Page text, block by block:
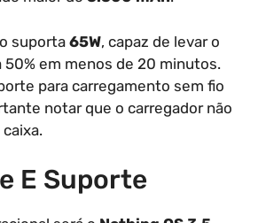
suporta 65W, capaz de levar o
em menos de 20 minutos.
para carregamento sem fio
notar que o carregador não
E Suporte